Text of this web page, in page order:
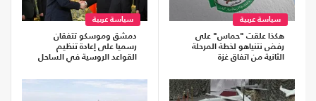
سياسة عربية
هكذا علقت "حماس" على
رفض نتنياهو لخطة المرحلة
الثانية من اتفاق غزة
سياسة عربية
دمشق وموسكو تتفقان
رسميا على إعادة تنظيم
القواعد الروسية في الساحل